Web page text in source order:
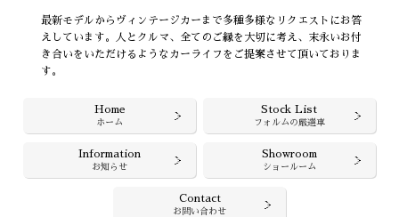
最新モデルからヴィンテージカーまで多種多様なリクエストにお答
えしています。人とクルマ、全てのご縁を大切に考え、末永いお付
き合いをいただけるようなカーライフをご提案させて頂いておりま
す。
Home
ホーム
Stock List
フォルムの厳選車
Information
お知らせ
Showroom
ショールーム
Contact
お問い合わせ